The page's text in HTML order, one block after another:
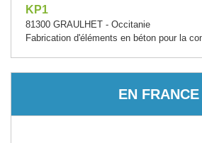
KP1
81300 GRAULHET - Occitanie
Fabrication d'éléments en béton pour la
EN FRANCE